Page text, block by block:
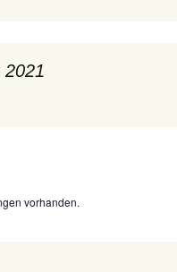
2021
vorhanden.